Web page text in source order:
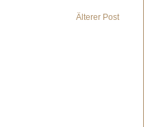
Älterer Post